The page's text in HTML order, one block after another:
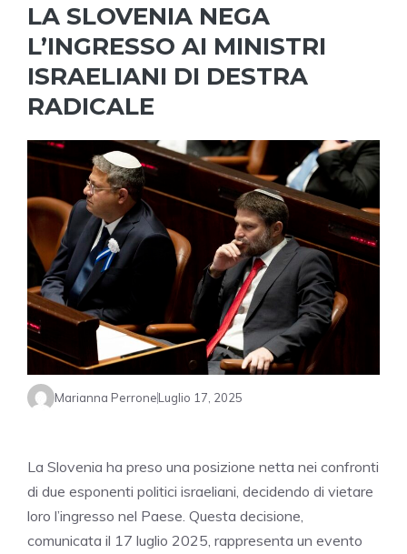
LA SLOVENIA NEGA
L’INGRESSO AI MINISTRI
ISRAELIANI DI DESTRA
RADICALE
Marianna PerroneLuglio 17, 2025
La Slovenia ha preso una posizione netta nei confronti
di due esponenti politici israeliani, decidendo di vietare
loro l’ingresso nel Paese. Questa decisione,
comunicata il 17 luglio 2025, rappresenta un evento